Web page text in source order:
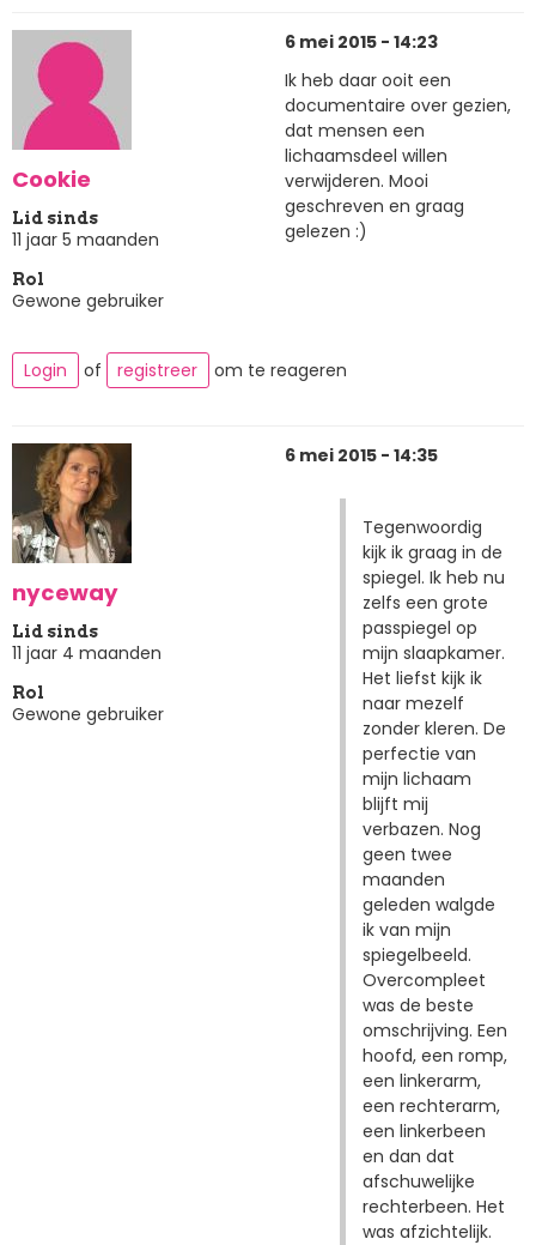
Cookie
Lid sinds
11 jaar 5 maanden
Rol
Gewone gebruiker
6 mei 2015 - 14:23
Ik heb daar ooit een
documentaire over gezien,
dat mensen een
lichaamsdeel willen
verwijderen. Mooi
geschreven en graag
gelezen :)
Login of registreer om te reageren
nyceway
Lid sinds
11 jaar 4 maanden
Rol
Gewone gebruiker
6 mei 2015 - 14:35
Tegenwoordig
kijk ik graag in de
spiegel. Ik heb nu
zelfs een grote
passpiegel op
mijn slaapkamer.
Het liefst kijk ik
naar mezelf
zonder kleren. De
perfectie van
mijn lichaam
blijft mij
verbazen. Nog
geen twee
maanden
geleden walgde
ik van mijn
spiegelbeeld.
Overcompleet
was de beste
omschrijving. Een
hoofd, een romp,
een linkerarm,
een rechterarm,
een linkerbeen
en dan dat
afschuwelijke
rechterbeen. Het
was afzichtelijk.